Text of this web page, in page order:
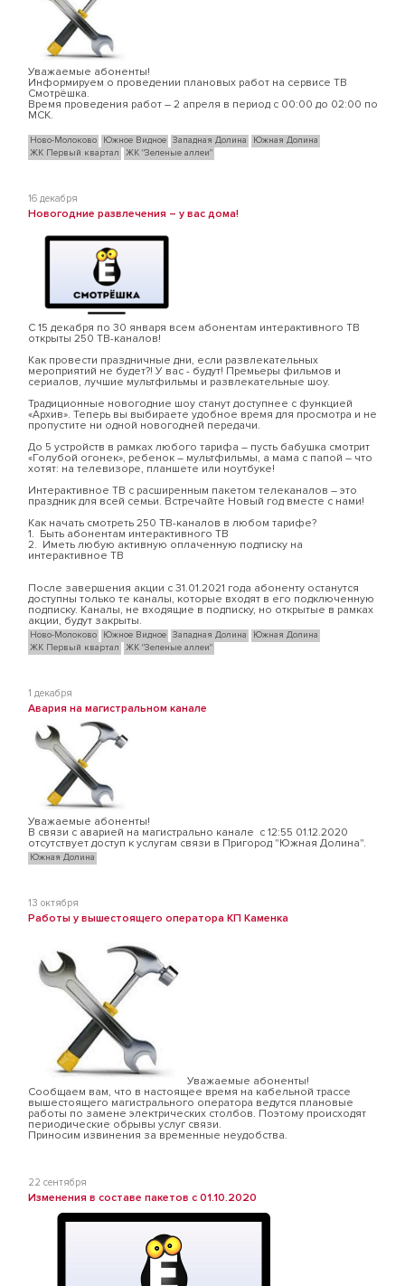
Уважаемые абоненты!
Информируем о проведении плановых работ на сервисе ТВ
Смотрёшка.
Время проведения работ – 2 апреля в период с 00:00 до 02:00 по
МСК.
Ново-Молоково Южное Видное Западная Долина
Южная Долина
ЖК Первый квартал
ЖК "Зеленые аллеи"
16 декабря
Новогодние развлечения – у вас дома!
С 15 декабря по 30 января всем абонентам интерактивного ТВ
открыты 250 ТВ-каналов!
Как провести праздничные дни, если развлекательных
мероприятий не будет?! У вас - будут! Премьеры фильмов и
сериалов, лучшие мультфильмы и развлекательные шоу.
Традиционные новогодние шоу станут доступнее с функцией
«Архив». Теперь вы выбираете удобное время для просмотра и не
пропустите ни одной новогодней передачи.
До 5 устройств в рамках любого тарифа – пусть бабушка смотрит
«Голубой огонек», ребенок – мультфильмы, а мама с папой – что
хотят: на телевизоре, планшете или ноутбуке!
Интерактивное ТВ с расширенным пакетом телеканалов – это
праздник для всей семьи. Встречайте Новый год вместе с нами!
Как начать смотреть 250 ТВ-каналов в любом тарифе?
1. Быть абонентам интерактивного ТВ
2. Иметь любую активную оплаченную подписку на
интерактивное ТВ
После завершения акции с 31.01.2021 года абоненту останутся
доступны только те каналы, которые входят в его подключенную
подписку. Каналы, не входящие в подписку, но открытые в рамках
акции, будут закрыты.
Ново-Молоково Южное Видное Западная Долина
Южная Долина
ЖК Первый квартал
ЖК "Зеленые аллеи"
1 декабря
Авария на магистральном канале
Уважаемые абоненты!
В связи с аварией на магистрально канале с 12:55 01.12.2020
отсутствует доступ к услугам связи в Пригород "Южная Долина".
Южная Долина
13 октября
Работы у вышестоящего оператора КП Каменка
Уважаемые абоненты!
Сообщаем вам, что в настоящее время на кабельной трассе
вышестоящего магистрального оператора ведутся плановые
работы по замене электрических столбов. Поэтому происходят
периодические обрывы услуг связи.
Приносим извинения за временные неудобства.
22 сентября
Изменения в составе пакетов с 01.10.2020